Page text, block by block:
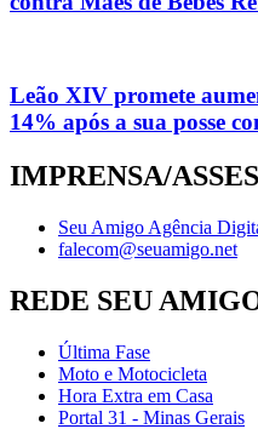
Leão XIV promete
14% após a sua posse
IMPRENSA/
Seu Amigo Agência
falecom@seuamigo.net
REDE SEU
Última Fase
Moto e Motocicleta
Hora Extra em Casa
Portal 31 - Minas Gerais